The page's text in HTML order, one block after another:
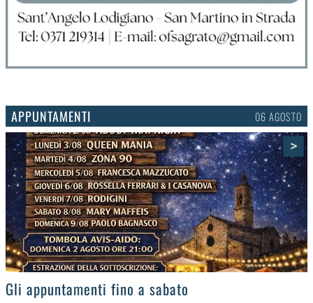
APPUNTAMENTI 03 AGOSTO
>
Gli eventi della settimana